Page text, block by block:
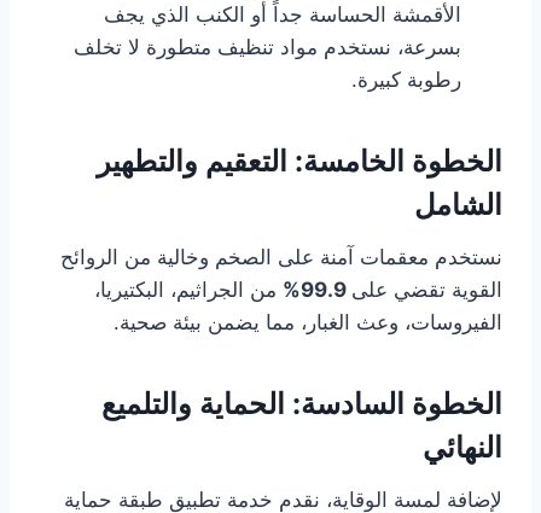
الأقمشة الحساسة جداً أو الكنب الذي يجف
بسرعة، نستخدم مواد تنظيف متطورة لا تخلف
رطوبة كبيرة.
الخطوة الخامسة: التعقيم والتطهير
الشامل
نستخدم معقمات آمنة على الصخم وخالية من الروائح
القوية تقضي على99.9%
من الجراثيم، البكتيريا،
الفيروسات، وعث الغبار، مما يضمن بيئة صحية.
الخطوة السادسة: الحماية والتلميع
النهائي
لإضافة لمسة الوقاية، نقدم خدمة تطبيق طبقة حماية